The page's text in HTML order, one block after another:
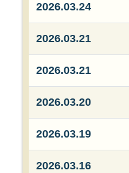
2026.03.24
2026.03.21
2026.03.21
2026.03.20
2026.03.19
2026.03.16